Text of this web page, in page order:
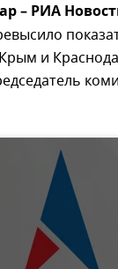
– РИА
и